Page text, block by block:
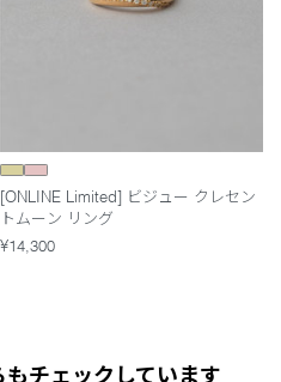
[ONLINE Limited] ビジュー クレセン
トムーン リング
¥14,300
チェックしています